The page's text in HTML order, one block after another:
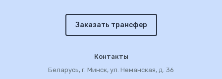
Заказать трансфер
Контакты
Беларусь, г. Минск, ул. Неманская, д. 36